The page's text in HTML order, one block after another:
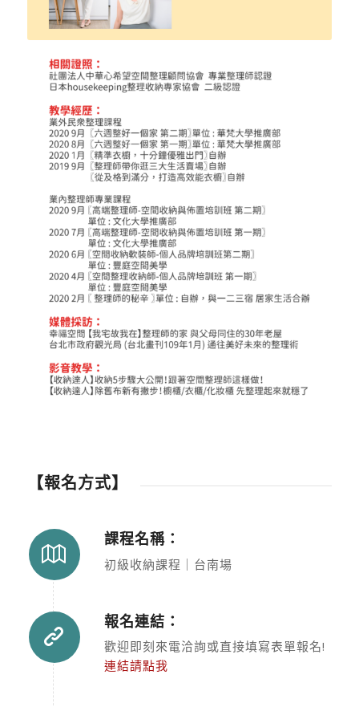
【報名方式】
課程名稱：
初級收納課程｜台南場
報名連結：
歡迎即刻來電洽詢或直接填寫表單報名!
連結請點我